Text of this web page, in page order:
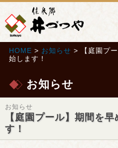
HOME > お知らせ > 【庭園プ
始します！
お知らせ
お知らせ
【庭園プール】期間を
す！